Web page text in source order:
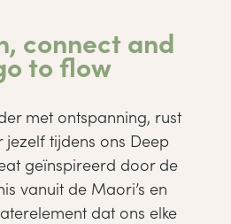
connect and
to flow
met ontspanning, rust
tijdens ons Deep
geïnspireerd door de
vanuit de Maori’s en
dat ons elke